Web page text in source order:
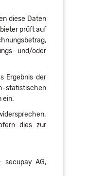
diese Daten
prüft auf
und/oder
Ergebnis der
statistischen
ein.
dies zur
secupay AG,